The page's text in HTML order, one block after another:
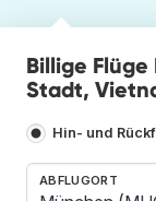
Billige
Stadt,
Hin- und
ABFLUGORT